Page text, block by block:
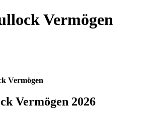
Vermögen
Vermögen
Vermögen 2026